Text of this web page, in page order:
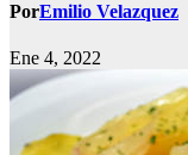
PorEmilio Velazquez
Ene 4, 2022